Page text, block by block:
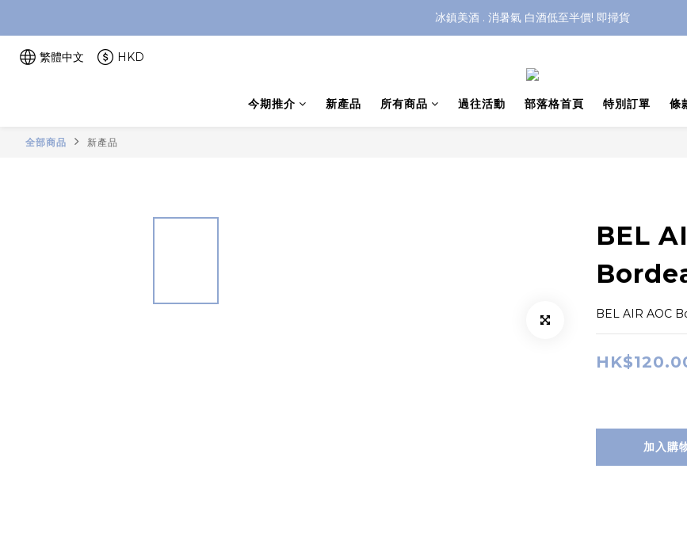
冰鎮美酒 . 消暑氣 白酒低至半價! 即掃貨
繁體中文 HKD
今期推介 新產品 所有商品 過往活動 部落格首頁 特別訂單 條
全部商品 新產品
BEL
BEL AIR AOC
加入購